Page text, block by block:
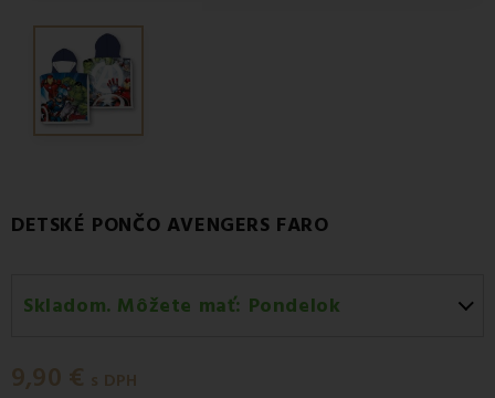
DETSKÉ PONČO AVENGERS FARO
Skladom. Môžete mať: Pondelok
Pondelok 10.08
9,90 € s DPH